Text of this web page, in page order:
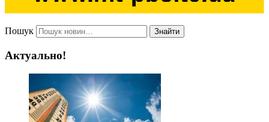
Пошук Знайти
Актуально!